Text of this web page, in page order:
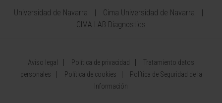
Universidad de Navarra
Cima Universidad de Navarra
CIMA LAB Diagnostics
Aviso legal Política de privacidad
Tratamiento datos
personales
Política de cookies
Política de Seguridad de la
Información